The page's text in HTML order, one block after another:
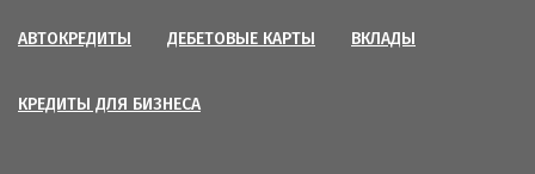
АВТОКРЕДИТЫ ДЕБЕТОВЫЕ КАРТЫ ВКЛАДЫ
КРЕДИТЫ ДЛЯ БИЗНЕСА